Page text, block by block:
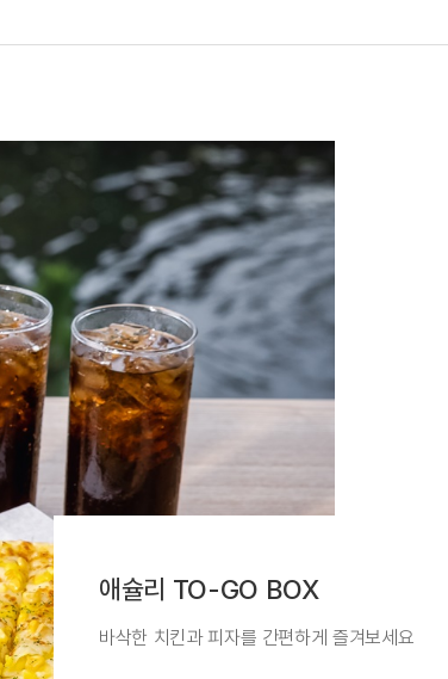
애슐리 TO-GO BOX
바삭한 치킨과 피자를 간편하게 즐겨보세요